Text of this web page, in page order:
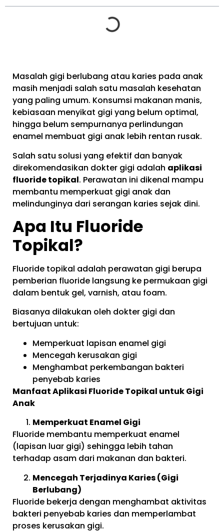
Masalah gigi berlubang atau karies pada anak
masih menjadi salah satu masalah kesehatan
yang paling umum. Konsumsi makanan manis,
kebiasaan menyikat gigi yang belum optimal,
hingga belum sempurnanya perlindungan
enamel membuat gigi anak lebih rentan rusak.
Salah satu solusi yang efektif dan banyak
direkomendasikan dokter gigi adalah aplikasi
fluoride topikal. Perawatan ini dikenal mampu
membantu memperkuat gigi anak dan
melindunginya dari serangan karies sejak dini.
Apa Itu Fluoride
Topikal?
Fluoride topikal adalah perawatan gigi berupa
pemberian fluoride langsung ke permukaan gigi
dalam bentuk gel, varnish, atau foam.
Biasanya dilakukan oleh dokter gigi dan
bertujuan untuk:
Memperkuat lapisan enamel gigi
Mencegah kerusakan gigi
Menghambat perkembangan bakteri
penyebab karies
Manfaat Aplikasi Fluoride Topikal untuk Gigi
Anak
Memperkuat Enamel Gigi
Fluoride membantu memperkuat enamel
(lapisan luar gigi) sehingga lebih tahan
terhadap asam dari makanan dan bakteri.
Mencegah Terjadinya Karies (Gigi
Berlubang)
Fluoride bekerja dengan menghambat aktivitas
bakteri penyebab karies dan memperlambat
proses kerusakan gigi.